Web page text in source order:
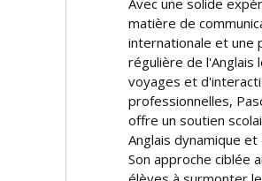
Avec une solide
matière de
internationale et une
régulière de l'Anglais
voyages et
professionnelles,
offre un soutien
Anglais dynamique et
Son approche ciblée